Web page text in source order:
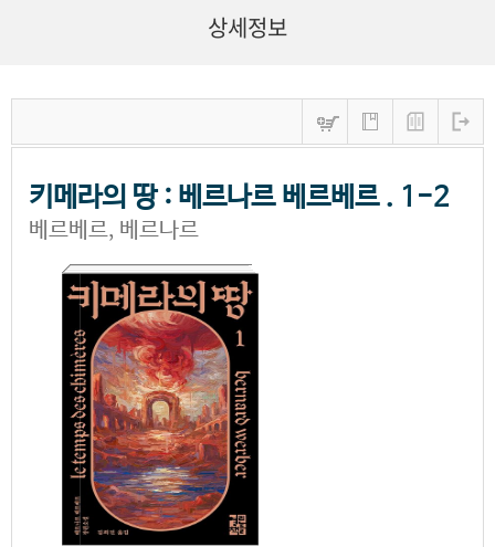
상세정보
키메라의 땅 : 베르나르 베르베르 . 1-2
베르베르, 베르나르